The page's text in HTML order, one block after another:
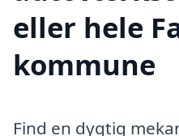
eller hele
kommune
Find en dygtig